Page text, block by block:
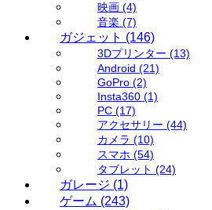
映画 (4)
音楽 (7)
ガジェット (146)
3Dプリンター (13)
Android (21)
GoPro (2)
Insta360 (1)
PC (17)
アクセサリー (44)
カメラ (10)
スマホ (54)
タブレット (24)
ガレージ (1)
ゲーム (243)